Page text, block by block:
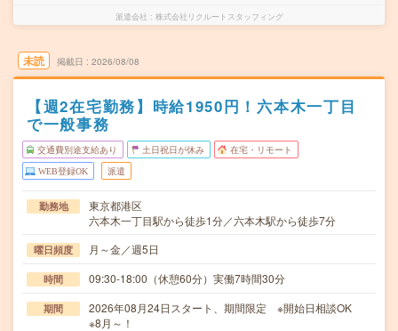
派遣会社 株式会社リクルートスタッフィング
未読 掲載日 2026/08/08
【週2在宅勤務】時給1950円！六本木一丁目
で一般事務
交通費別途支給あり 土日祝日が休み 在宅・リモート
WEB登録OK 派遣
勤務地
東京都港区
六本木一丁目駅から徒歩1分／六本木駅から徒歩7分
曜日頻度 月～金／週5日
時間 09:30-18:00（休憩60分）実働7時間30分
期間
2026年08月24日スタート、期間限定 ※開始日相談OK
※8月～！